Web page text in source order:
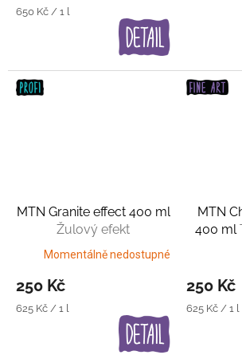
Měrná
650 Kč / 1 l
MTN Granite effect 400 ml
Žulový efekt
Momentálně nedostupné
250 Kč
Měrná
625 Kč / 1 l
MTN
400 ml
250 Kč
Měrná
625 Kč / 1 l